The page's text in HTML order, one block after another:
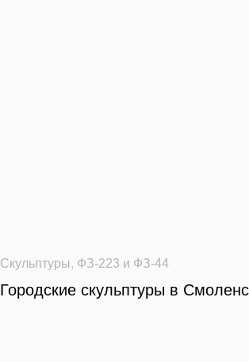
Скульптуры, ФЗ-223 и ФЗ-44
Городские скульптуры в